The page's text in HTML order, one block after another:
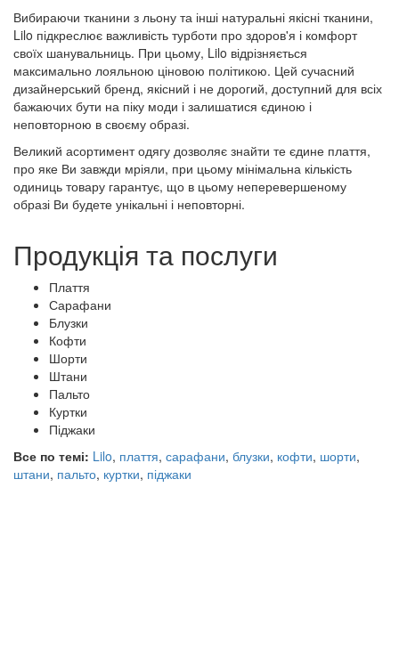
Вибираючи тканини з льону та інші натуральні якісні тканини,
Lilo підкреслює важливість турботи про здоров'я і комфорт
своїх шанувальниць. При цьому, Lilo відрізняється
максимально лояльною ціновою політикою. Цей сучасний
дизайнерський бренд, якісний і не дорогий, доступний для всіх
бажаючих бути на піку моди і залишатися єдиною і
неповторною в своєму образі.
Великий асортимент одягу дозволяє знайти те єдине плаття,
про яке Ви завжди мріяли, при цьому мінімальна кількість
одиниць товару гарантує, що в цьому неперевершеному
образі Ви будете унікальні і неповторні.
Продукція та послуги
Плаття
Сарафани
Блузки
Кофти
Шорти
Штани
Пальто
Куртки
Піджаки
Все по темі: Lilo, плаття, сарафани, блузки, кофти, шорти,
штани, пальто, куртки, піджаки